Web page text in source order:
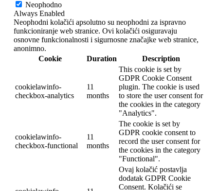
Neophodno
Always Enabled
Neophodni kolačići apsolutno su neophodni za ispravno
funkcioniranje web stranice. Ovi kolačići osiguravaju
osnovne funkcionalnosti i sigurnosne značajke web stranice,
anonimno.
Cookie
Duration Description
cookielawinfo-
checkbox-analytics
11
months
This cookie is set by
GDPR Cookie Consent
plugin. The cookie is used
to store the user consent for
the cookies in the category
"Analytics".
cookielawinfo-
checkbox-functional
11
months
The cookie is set by
GDPR cookie consent to
record the user consent for
the cookies in the category
"Functional".
Ovaj kolačić postavlja
dodatak GDPR Cookie
Consent. Kolačići se